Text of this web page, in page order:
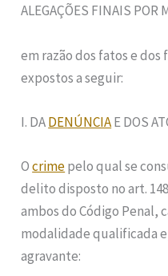
ALEGAÇÕES FINAIS POR
em razão dos fatos e
expostos a seguir:
I. DADENÚNCIAE DOS
Ocrimepelo qual se
delito disposto no art.
ambos do Código Penal,
modalidade qualificada
agravante: